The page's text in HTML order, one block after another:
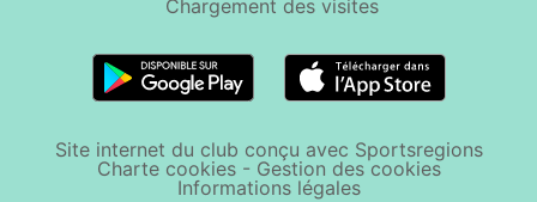
Chargement desvisites
Site internet du club conçu avec Sportsregions
Charte cookies- Gestion des cookies
Informations légales